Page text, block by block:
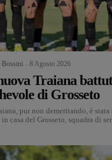
Bossini 8 Agosto 2026
Traiana
di Grosseto
pur non demeritando, è
casa del Grosseto, squadra di